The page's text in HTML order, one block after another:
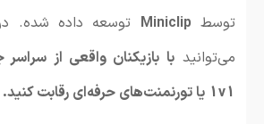
توسط Miniclip توسعه داده شده.
می‌توانیدبا بازیکنان واقعی از
1v1 یا تورنمنت‌های حرفه‌ای رقابت کنید.